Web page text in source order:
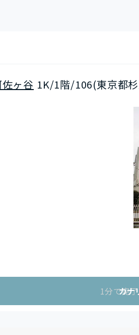
ヶ谷 1K/1階/106(東京都
1分で完
カナ